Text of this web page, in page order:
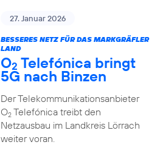
27. Januar 2026
BESSERES NETZ FÜR DAS MARKGRÄFLER
LAND
O2 Telefónica bringt
5G nach Binzen
Der Telekommunikationsanbieter
O2Telefónica treibt den
Netzausbau im Landkreis Lörrach
weiter voran.